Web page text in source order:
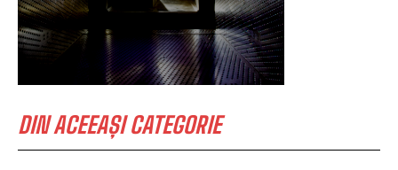
DIN ACEEAȘI CATEGORIE